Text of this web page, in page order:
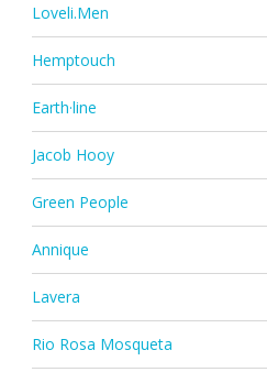
Loveli.Men
Hemptouch
Earth·line
Jacob Hooy
Green People
Annique
Lavera
Rio Rosa Mosqueta